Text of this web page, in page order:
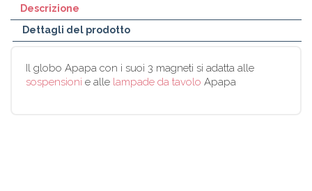
Descrizione
Dettagli del prodotto
Il globo Apapa con i suoi 3 magneti si adatta alle
sospensioni e alle lampade da tavolo Apapa